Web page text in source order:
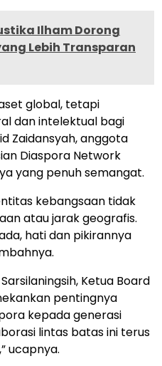
Ilham Dorong
Lebih Transparan
global, tetapi
dan intelektual bagi
Zaidansyah, anggota
Diaspora Network
yang penuh semangat.
kebangsaan tidak
atau jarak geografis.
hati dan pikirannya
Ketua Board
pentingnya
kepada generasi
lintas batas ini terus
ucapnya.